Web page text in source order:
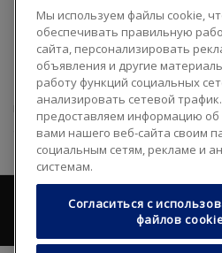
Ноль отходов, отправляемых
Сокращение отходов / затрат
Экологичные технологии
Подразделение AGC
Мы создаём продукты с очень
планеты. Сейчас мы
glass.eu/ru/ustoychivoe-razvitie.
Мы используем файлы cookie,
обеспечивать правильную
сайта, персонализировать
объявления и другие
работу функций социальных
анализировать сетевой
предоставляем информацию об
вами нашего веб-сайта своим
социальным сетям, рекламе и
системам.
Согласиться с
файлов